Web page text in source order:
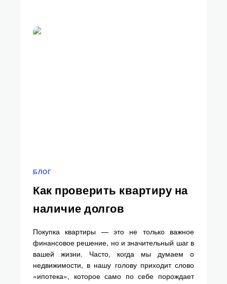
БЛОГ
Как проверить квартиру на
наличие долгов
Покупка квартиры — это не только важное
финансовое решение, но и значительный шаг в
вашей жизни. Часто, когда мы думаем о
недвижимости, в нашу голову приходит слово
«ипотека», которое само по себе порождает